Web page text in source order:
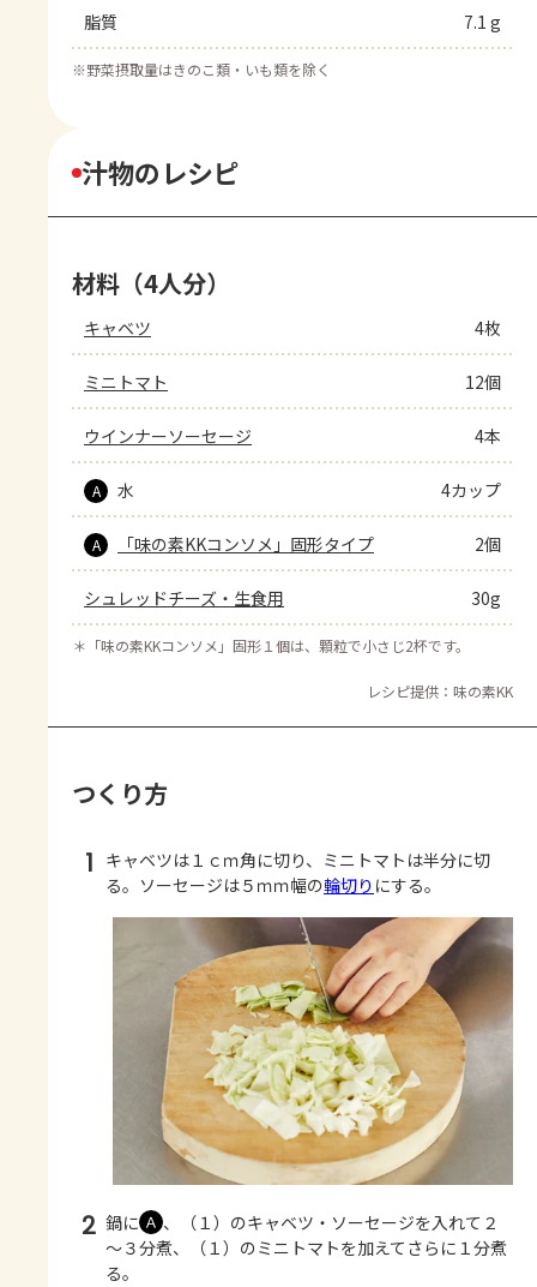
脂質 7.1 g
※野菜摂取量はきのこ類・いも類を除く
汁物のレシピ
材料（4人分）
キャベツ 4枚
ミニトマト 12個
ウインナーソーセージ 4本
A 水 4カップ
A 「味の素KKコンソメ」固形タイプ 2個
シュレッドチーズ・生食用 30g
＊ 「味の素KKコンソメ」固形１個は、顆粒で小さじ2杯です。
レシピ提供：味の素KK
つくり方
1 キャベツは１ｃｍ角に切り、ミニトマトは半分に切
る。ソーセージは５ｍｍ幅の輪切り にする。
2 鍋に Ａ 、（１）のキャベツ・ソーセージを入れて２
～３分煮、（１）のミニトマトを加えてさらに１分煮
る。